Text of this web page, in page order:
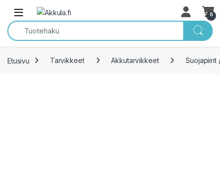
Skip to navigation
Skip to content
Open 0
Etusivu Tarvikkeet Akkutarvikkeet Suojapiirit